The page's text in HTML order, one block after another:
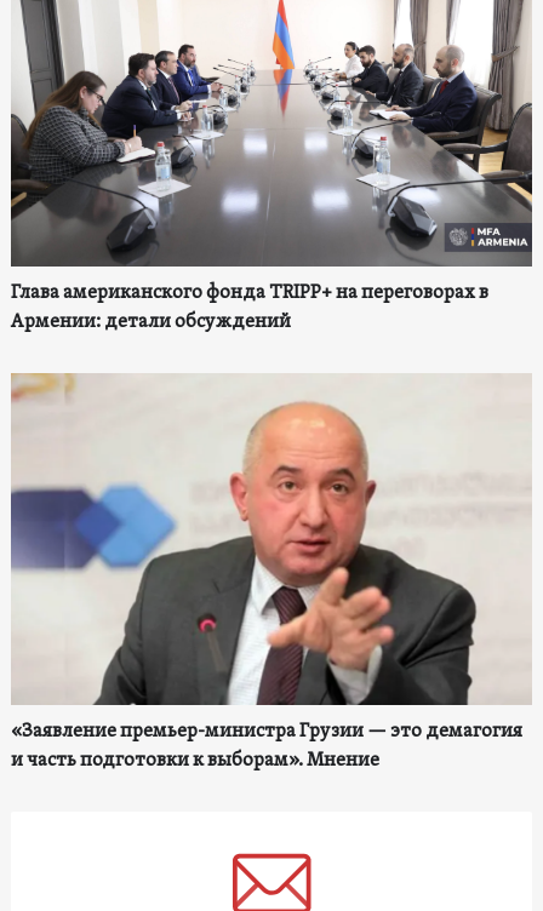
Глава американского фонда TRIPP+ на переговорах в
Армении: детали обсуждений
«Заявление премьер-министра Грузии — это демагогия
и часть подготовки к выборам». Мнение